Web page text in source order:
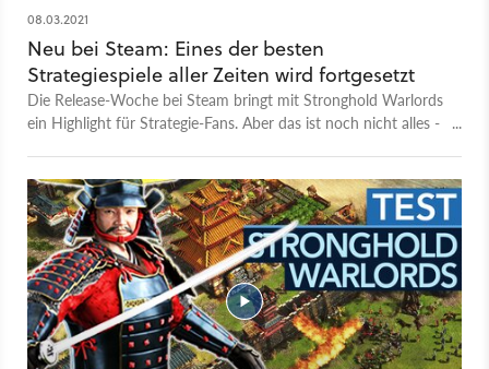
08.03.2021
Neu bei Steam: Eines der besten
Strategiespiele aller Zeiten wird fortgesetzt
Die Release-Woche bei Steam bringt mit Stronghold Warlords
ein Highlight für Strategie-Fans. Aber das ist noch nicht alles -